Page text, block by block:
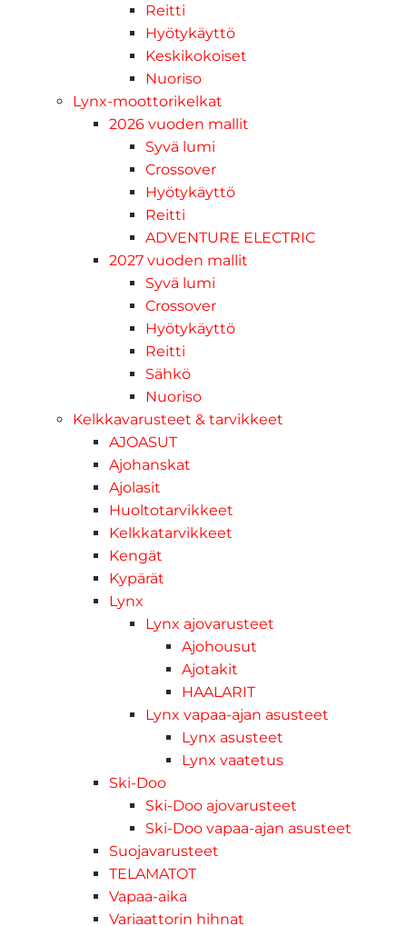
Reitti
Hyötykäyttö
Keskikokoiset
Nuoriso
Lynx-moottorikelkat
2026 vuoden mallit
Syvä lumi
Crossover
Hyötykäyttö
Reitti
ADVENTURE ELECTRIC
2027 vuoden mallit
Syvä lumi
Crossover
Hyötykäyttö
Reitti
Sähkö
Nuoriso
Kelkkavarusteet & tarvikkeet
AJOASUT
Ajohanskat
Ajolasit
Huoltotarvikkeet
Kelkkatarvikkeet
Kengät
Kypärät
Lynx
Lynx ajovarusteet
Ajohousut
Ajotakit
HAALARIT
Lynx vapaa-ajan asusteet
Lynx asusteet
Lynx vaatetus
Ski-Doo
Ski-Doo ajovarusteet
Ski-Doo vapaa-ajan asusteet
Suojavarusteet
TELAMATOT
Vapaa-aika
Variaattorin hihnat